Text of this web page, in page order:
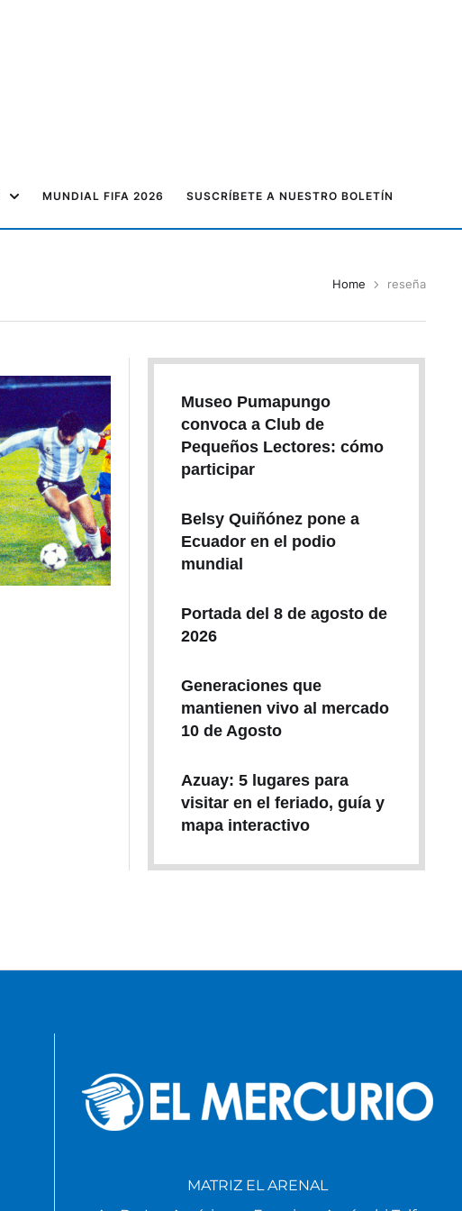
MUNDIAL FIFA 2026 SUSCRÍBETE A NUESTRO BOLETÍN
Home reseña
Museo Pumapungo
convoca a Club de
Pequeños Lectores: cómo
participar
Belsy Quiñónez pone a
Ecuador en el podio
mundial
Portada del 8 de agosto de
2026
Generaciones que
mantienen vivo al mercado
10 de Agosto
Azuay: 5 lugares para
visitar en el feriado, guía y
mapa interactivo
MATRIZ EL ARENAL